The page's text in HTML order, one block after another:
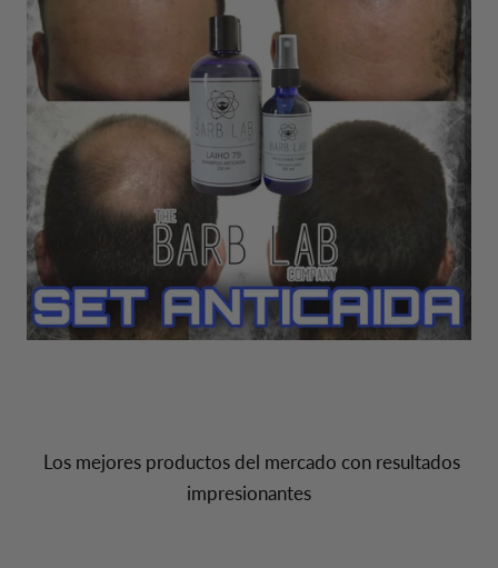
Los mejores productos del mercado con resultados
impresionantes